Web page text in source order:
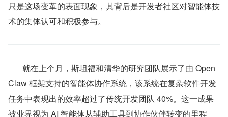
只是这场变革的表面现象，其背后是开发者社区对智能体技
术的集体认可和积极参与。
Claw 框架支持的智能体协作系统，该系统在复杂软件开发
任务中表现出的效率超过了传统开发团队 40%。这一成果
被业界视为 AI 智能体从辅助工具到协作伙伴转变的里程